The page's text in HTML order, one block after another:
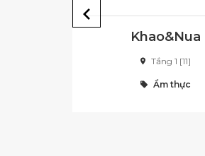
Khao&Nua
Tầng 1 [11]
Ẩm thực